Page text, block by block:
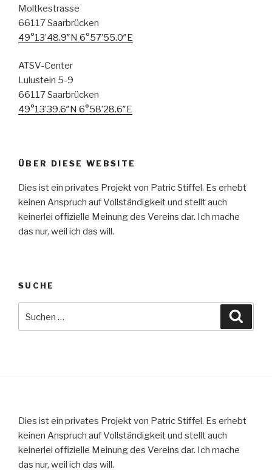
Moltkestrasse
66117 Saarbrücken
49°13’48.9″N 6°57’55.0″E
ATSV-Center
Lulustein 5-9
66117 Saarbrücken
49°13’39.6″N 6°58’28.6″E
ÜBER DIESE WEBSITE
Dies ist ein privates Projekt von Patric Stiffel. Es erhebt
keinen Anspruch auf Vollständigkeit und stellt auch
keinerlei offizielle Meinung des Vereins dar. Ich mache
das nur, weil ich das will.
SUCHE
nach:
Dies ist ein privates Projekt von Patric Stiffel. Es erhebt
keinen Anspruch auf Vollständigkeit und stellt auch
keinerlei offizielle Meinung des Vereins dar. Ich mache
das nur, weil ich das will.